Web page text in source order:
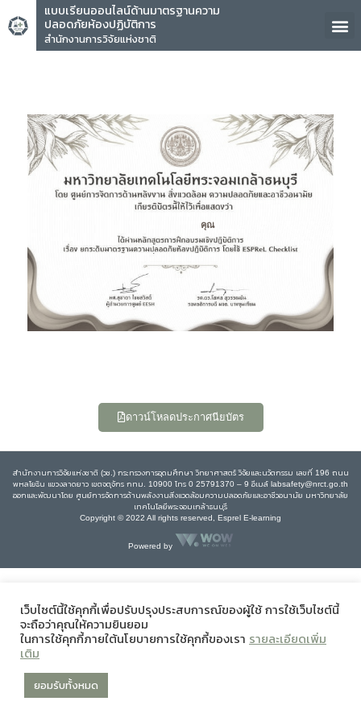
แบบเรียนออนไลน์ด้านมาตรฐานความ
ปลอดภัยห้องปฏิบัติการ
สำนักงานการวิจัยแห่งชาติ
คุณ
ดาวน์โหลดประกาศนียบัตร
สำนักงานการวิจัยแห่งชาติ (วช.) กระทรวงการอุดมศึกษา วิทยาศาสตร์ วิจัยและนวัตกรรม เลขที่ 196 ถนน
พหลโยธิน แขวงลาดยาว เขตจตุจักร กทม. 10900 โทร 0 25791370 – 9 อีเมล์ labsafety@nrct.go.th
ออกและพัฒนาโดย ศูนย์การจัดการด้านพลังงานสิ่งแวดล้อมความปลอดภัยและอาชีวอนามัย มหาวิทยาลัย
เทคโนโลยีพระจอมเกล้าธนบุรี
Copyright © 2022 All rights reserved, Esprel E-learning
Powered by
เว็บไซต์นี้ใช้คุกกี้เพื่อปรับปรุงประสบการณ์ของผู้ใช้ การใช้เว็บไซต์นี้
จะถือว่าคุณให้ความยินยอม
ในการใช้คุกกี้ภายใต้นโยบายการใช้คุกกี้ของเรา รายละเอียดเพิ่ม
เติม
ยอมรับทั้งหมด